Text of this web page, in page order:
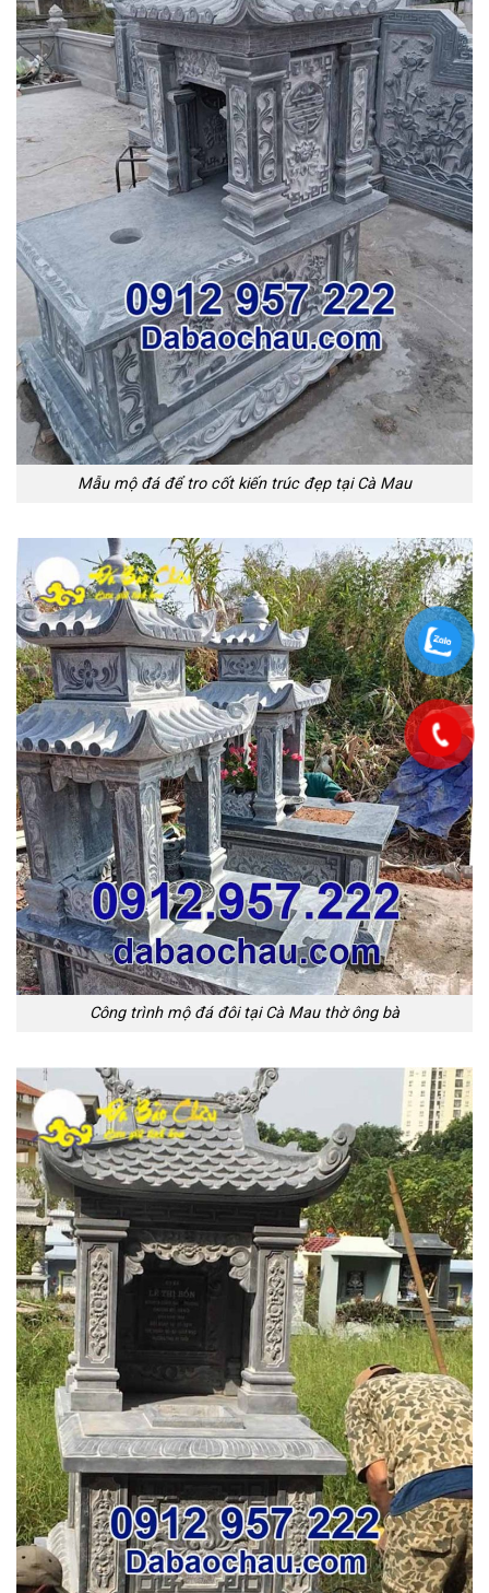
Mẫu mộ đá để tro cốt kiến trúc đẹp tại Cà Mau
Công trình mộ đá đôi tại Cà Mau thờ ông bà